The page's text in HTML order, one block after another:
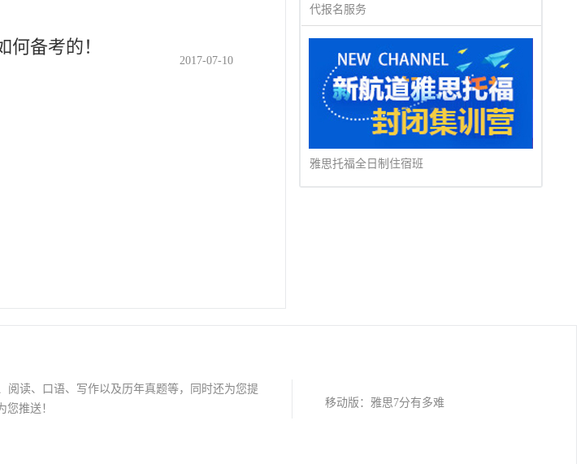
备考的！
2017-07-10
代报名服务
雅思托福全日制住宿班
阅读、口语、写作以及历年真题等，同时还为您提
推送！
移动版： 雅思7分有多难